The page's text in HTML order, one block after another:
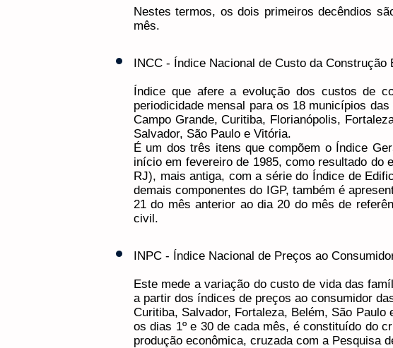
Nestes termos, os dois primeiros decêndios
mês.
INCC - Índice Nacional de Custo da
Índice que afere a evolução dos custos de
periodicidade mensal para os 18 municípios
Campo Grande, Curitiba, Florianópolis,
Salvador, São Paulo e Vitória.
É um dos três itens que compõem o Índice
início em fevereiro de 1985, como resultado do
RJ), mais antiga, com a série do Índice de
demais componentes do IGP, também é
21 do mês anterior ao dia 20 do mês de
civil.
INPC - Índice Nacional de Preços ao
Este mede a variação do custo de vida das
a partir dos índices de preços ao consumidor
Curitiba, Salvador, Fortaleza, Belém, São
os dias 1º e 30 de cada mês, é constituído do
produção econômica, cruzada com a Pesquisa